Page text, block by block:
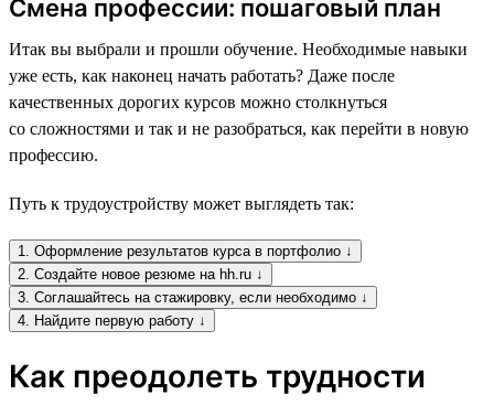
Смена профессии: пошаговый план
Итак вы выбрали и прошли обучение. Необходимые навыки
уже есть, как наконец начать работать? Даже после
качественных дорогих курсов можно столкнуться
со сложностями и так и не разобраться, как перейти в новую
профессию.
Путь к трудоустройству может выглядеть так:
1. Оформление результатов курса в портфолио ↓
2. Создайте новое резюме на hh.ru ↓
3. Соглашайтесь на стажировку, если необходимо ↓
4. Найдите первую работу ↓
Как преодолеть трудности